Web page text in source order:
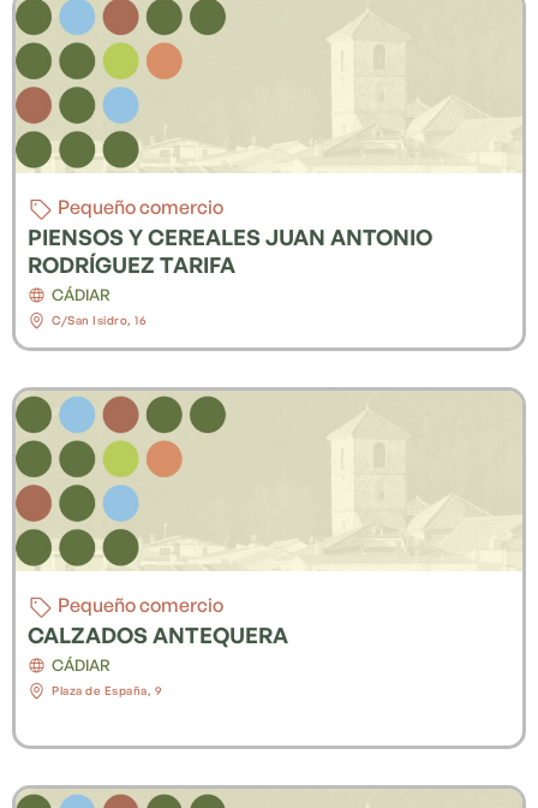
Pequeño comercio
PIENSOS Y CEREALES JUAN ANTONIO
RODRÍGUEZ TARIFA
CÁDIAR
C/San Isidro, 16
Pequeño comercio
CALZADOS ANTEQUERA
CÁDIAR
Plaza de España, 9